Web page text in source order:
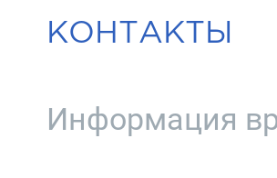
КОНТАКТЫ
Информация